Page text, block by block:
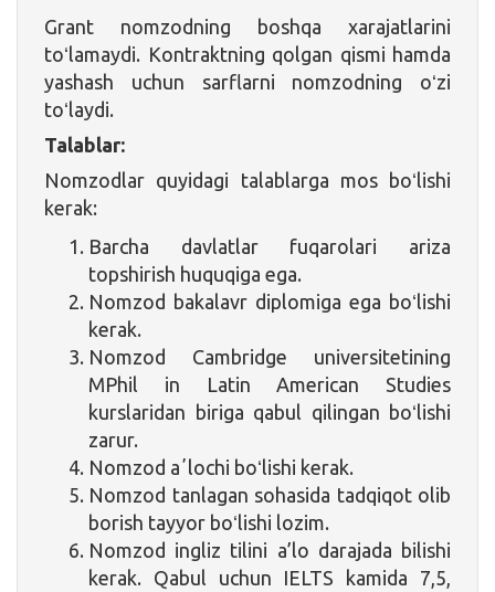
Grant nomzodning boshqa xarajatlarini
toʻlamaydi. Kontraktning qolgan qismi hamda
yashash uchun sarflarni nomzodning oʻzi
toʻlaydi.
Talablar:
Nomzodlar quyidagi talablarga mos boʻlishi
kerak:
Barcha davlatlar fuqarolari ariza
topshirish huquqiga ega.
Nomzod bakalavr diplomiga ega boʻlishi
kerak.
Nomzod Cambridge universitetining
MPhil in Latin American Studies
kurslaridan biriga qabul qilingan boʻlishi
zarur.
Nomzod aʼlochi boʻlishi kerak.
Nomzod tanlagan sohasida tadqiqot olib
borish tayyor boʻlishi lozim.
Nomzod ingliz tilini a’lo darajada bilishi
kerak. Qabul uchun IELTS kamida 7,5,